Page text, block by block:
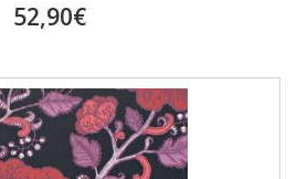
52,90€